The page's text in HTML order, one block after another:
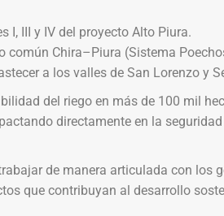
I, III y IV del proyecto Alto Piura.
Chira–Piura (Sistema
a los valles de San Lorenzo y
del riego en más de 100 mil
directamente en la
de manera articulada con los
que contribuyan al desarrollo